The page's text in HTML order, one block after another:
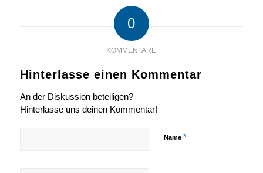
0
KOMMENTARE
Hinterlasse einen Kommentar
An der Diskussion beteiligen?
Hinterlasse uns deinen Kommentar!
Name *